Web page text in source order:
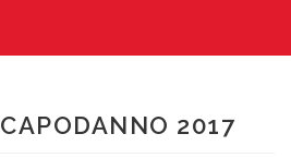
CAPODANNO 2017